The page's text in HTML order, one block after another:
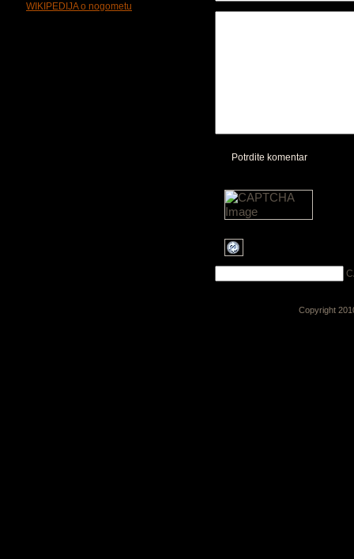
WIKIPEDIJA o nogometu
Potrdite komentar
Copyright